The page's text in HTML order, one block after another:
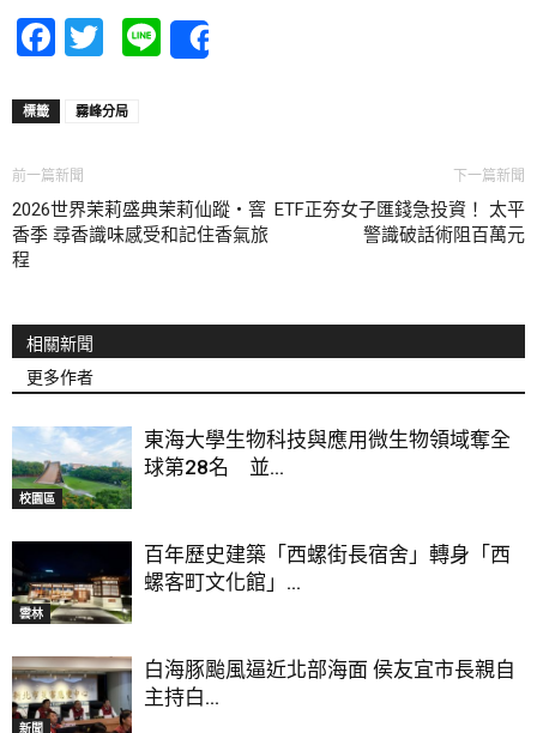
Facebook
Twitter
Line
標籤 霧峰分局
前一篇新聞
2026世界茉莉盛典茉莉仙蹤・窨
香季 尋香識味感受和記住香氣旅
程
下一篇新聞
ETF正夯女子匯錢急投資！ 太平
警識破話術阻百萬元
相關新聞
更多作者
校園區
東海大學生物科技與應用微生物領域奪全
球第28名 並...
雲林
百年歷史建築「西螺街長宿舍」轉身「西
螺客町文化館」...
新聞
白海豚颱風逼近北部海面 侯友宜市長親自
主持白...